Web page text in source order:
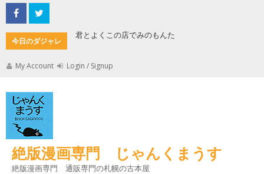
Skip
to
content
今日のダジャレ
君とよくこの店でみのもんた
My Account Login / Signup
絶版漫画専門 じゃんくまうす
絶版漫画専門 通販専門の札幌の古本屋